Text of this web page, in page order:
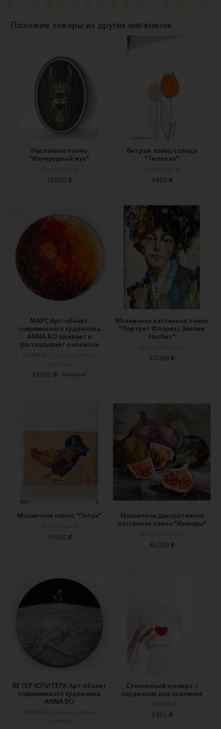
Похожие товары из других магазинов
Настенное панно
"Изумрудный жук"
Mosaicburg
15000 ₽
Витраж ловец солнца
"Тюльпан"
ohglassgow
2400 ₽
МАРС Арт-объект
современного художника
ANNA BO оживает и
рассказывает о космосе
ANNA BO сумки ,платки,
картины
29900 ₽ 30900 ₽
Мозаичное настенное панно
"Портрет Флоренс Эвелин
Несбит"
Artistry Mosaic
92000 ₽
Мозаичное панно "Петух"
Mosaicburg
15000 ₽
Мозаичное декоративное
настенное панно "Инжиры"
Artistry Mosaic
45000 ₽
ВЕТЕР ЮПИТЕРА Арт-объект
современного художника
ANNA BO
ANNA BO сумки ,платки,
картины
Стеклянный конверт с
сердечком для хранения
GRANIKA
3750 ₽